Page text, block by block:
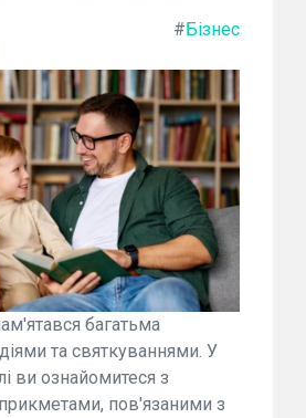
#Бізнес
багатьма
та святкуваннями. У
ви ознайомитеся з
пов'язаними з